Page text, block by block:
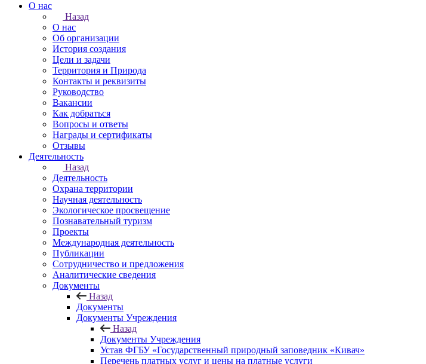
О нас
Назад
О нас
Об организации
История создания
Цели и задачи
Территория и Природа
Контакты и реквизиты
Руководство
Вакансии
Как добраться
Вопросы и ответы
Награды и сертификаты
Отзывы
Деятельность
Назад
Деятельность
Охрана территории
Научная деятельность
Экологическое просвещение
Познавательный туризм
Проекты
Международная деятельность
Публикации
Сотрудничество и предложения
Аналитические сведения
Документы
Назад
Документы
Документы Учреждения
Назад
Документы Учреждения
Устав ФГБУ «Государственный природный заповедник «Кивач»
Перечень платных услуг и цены на платные услуги